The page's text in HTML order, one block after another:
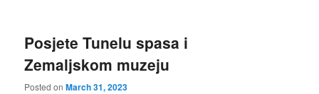
Posjete Tunelu spasa i
Zemaljskom muzeju
Posted onMarch 31, 2023